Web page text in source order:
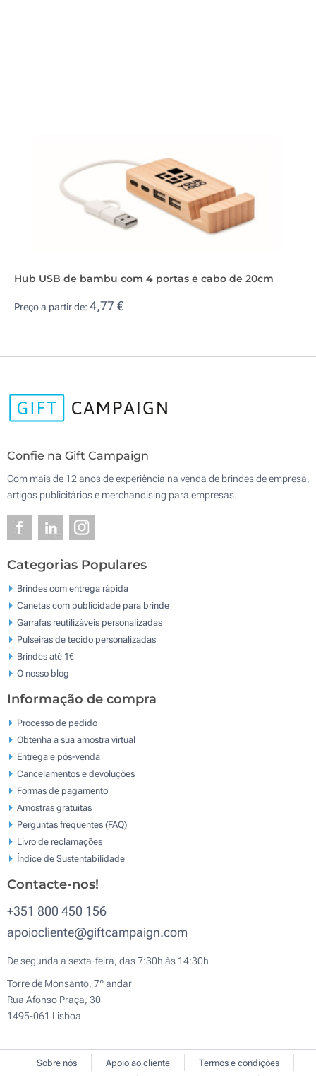
Hub USB de bambu com 4 portas e cabo de 20cm
Preço a partir de: 4,77 €
Confie na Gift Campaign
Com mais de 12 anos de experiência na venda de brindes de empresa,
artigos publicitários e merchandising para empresas.
Categorias Populares
Brindes com entrega rápida
Canetas com publicidade para brinde
Garrafas reutilizáveis personalizadas
Pulseiras de tecido personalizadas
Brindes até 1€
O nosso blog
Informação de compra
Processo de pedido
Obtenha a sua amostra virtual
Entrega e pós-venda
Cancelamentos e devoluções
Formas de pagamento
Amostras gratuitas
Perguntas frequentes (FAQ)
Livro de reclamaçōes
Índice de Sustentabilidade
Contacte-nos!
+351 800 450 156
apoiocliente@giftcampaign.com
De segunda a sexta-feira, das 7:30h às 14:30h
Torre de Monsanto, 7º andar
Rua Afonso Praça, 30
1495-061 Lisboa
Sobre nós Apoio ao cliente Termos e condições